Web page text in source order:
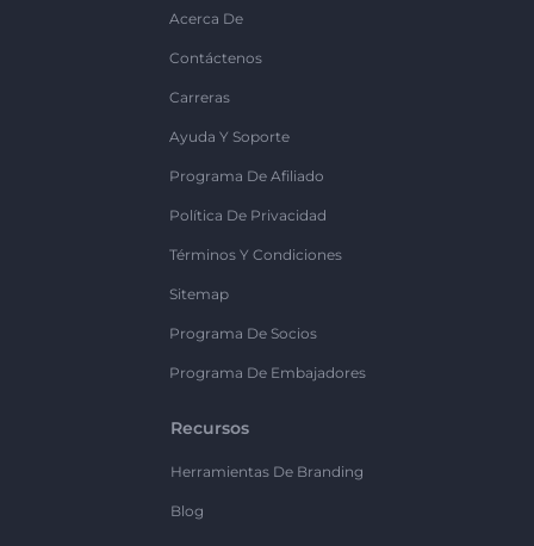
Acerca De
Contáctenos
Carreras
Ayuda Y Soporte
Programa De Afiliado
Política De Privacidad
Términos Y Condiciones
Sitemap
Programa De Socios
Programa De Embajadores
Recursos
Herramientas De Branding
Blog